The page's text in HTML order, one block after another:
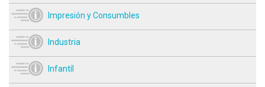
Impresión y Consumbles
Industria
Infantíl